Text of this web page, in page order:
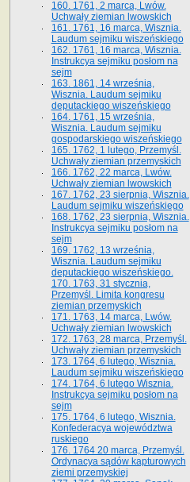
160. 1761, 2 marca, Lwów.
Uchwały ziemian lwowskich
161. 1761, 16 marca, Wisznia.
Laudum sejmiku wiszeńskiego
162. 1761, 16 marca, Wisznia.
Instrukcya sejmiku posłom na
sejm
163. 1861, 14 września,
Wisznia. Laudum sejmiku
deputackiego wiszeńskiego
164. 1761, 15 września,
Wisznia. Laudum sejmiku
gospodarskiego wiszeńskiego
165. 1762, 1 lutego, Przemyśl.
Uchwały ziemian przemyskich
166. 1762, 22 marca, Lwów.
Uchwały ziemian lwowskich
167. 1762, 23 sierpnia, Wisznia.
Laudum sejmiku wiszeńskiego
168. 1762, 23 sierpnia, Wisznia.
Instrukcya sejmiku posłom na
sejm
169. 1762, 13 września,
Wisznia. Laudum sejmiku
deputackiego wiszeńskiego.
170. 1763, 31 stycznia,
Przemyśl. Limita kongresu
ziemian przemyskich
171. 1763, 14 marca, Lwów.
Uchwały ziemian lwowskich
172. 1763, 28 marca, Przemyśl.
Uchwały ziemian przemyskich
173. 1764, 6 lutego, Wisznia.
Laudum sejmiku wiszeńskiego
174. 1764, 6 lutego Wisznia.
Instrukcya sejmiku posłom na
sejm
175. 1764, 6 lutego, Wisznia.
Konfederacya województwa
ruskiego
176. 1764 20 marca, Przemyśl.
Ordynacya sądów kapturowych
ziemi przemyskiej